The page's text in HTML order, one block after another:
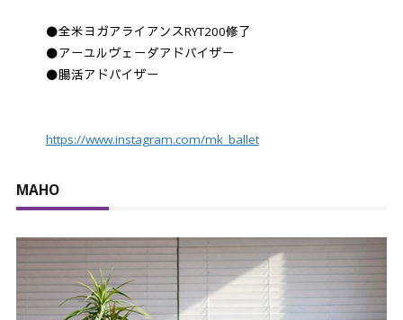
⚫全米ヨガアライアンスRYT200修了
⚫アーユルヴェーダアドバイザー
⚫腸活アドバイザー
https://www.instagram.com/mk_ballet
MAHO